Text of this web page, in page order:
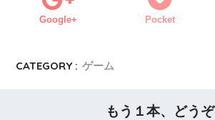
Google+ Pocket
CATEGORY : ゲーム
もう１本、どうぞ